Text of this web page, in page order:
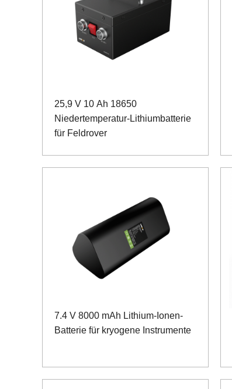
25,9 V 10 Ah 18650
Niedertemperatur-Lithiumbatterie
für Feldrover
7.4 V 8000 mAh Lithium-Ionen-
Batterie für kryogene Instrumente